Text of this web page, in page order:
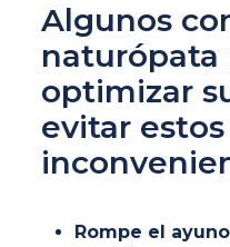
Algunos
naturópata
optimizar
evitar estos
Rompe el